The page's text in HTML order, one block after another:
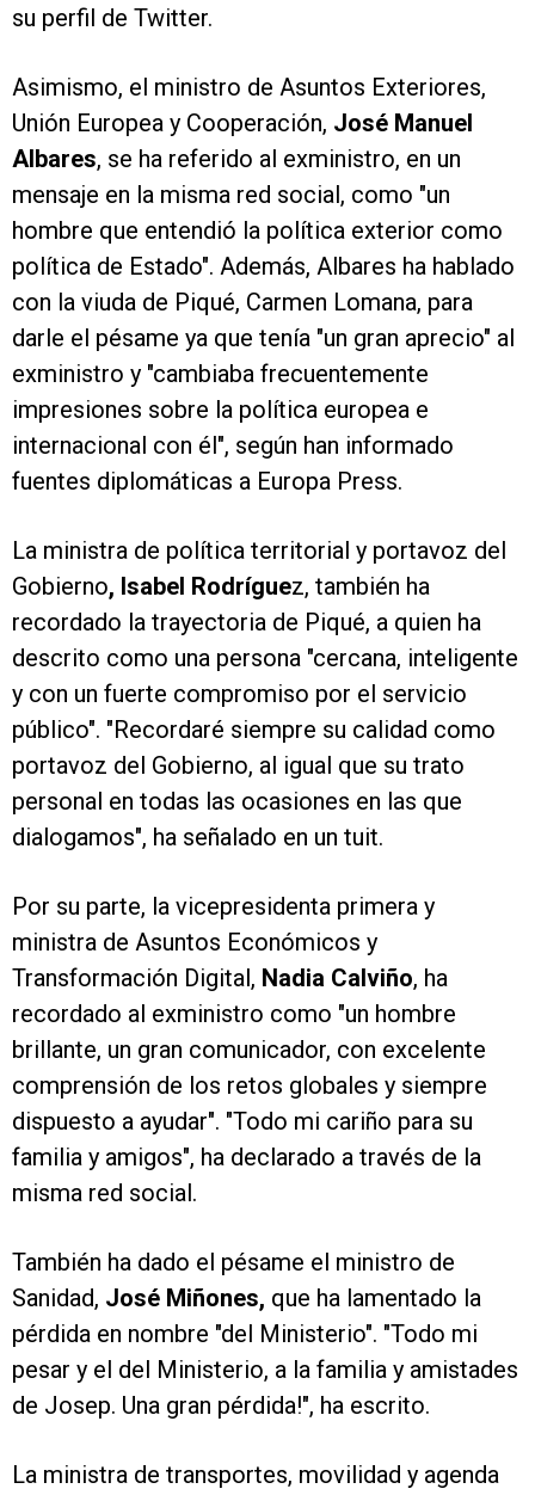
su perfil de Twitter.
Asimismo, el ministro de Asuntos Exteriores,
Unión Europea y Cooperación, José Manuel
Albares, se ha referido al exministro, en un
mensaje en la misma red social, como "un
hombre que entendió la política exterior como
política de Estado". Además, Albares ha hablado
con la viuda de Piqué, Carmen Lomana, para
darle el pésame ya que tenía "un gran aprecio" al
exministro y "cambiaba frecuentemente
impresiones sobre la política europea e
internacional con él", según han informado
fuentes diplomáticas a Europa Press.
La ministra de política territorial y portavoz del
Gobierno, Isabel Rodríguez, también ha
recordado la trayectoria de Piqué, a quien ha
descrito como una persona "cercana, inteligente
y con un fuerte compromiso por el servicio
público". "Recordaré siempre su calidad como
portavoz del Gobierno, al igual que su trato
personal en todas las ocasiones en las que
dialogamos", ha señalado en un tuit.
Por su parte, la vicepresidenta primera y
ministra de Asuntos Económicos y
Transformación Digital, Nadia Calviño, ha
recordado al exministro como "un hombre
brillante, un gran comunicador, con excelente
comprensión de los retos globales y siempre
dispuesto a ayudar". "Todo mi cariño para su
familia y amigos", ha declarado a través de la
misma red social.
También ha dado el pésame el ministro de
Sanidad, José Miñones, que ha lamentado la
pérdida en nombre "del Ministerio". "Todo mi
pesar y el del Ministerio, a la familia y amistades
de Josep. Una gran pérdida!", ha escrito.
La ministra de transportes, movilidad y agenda